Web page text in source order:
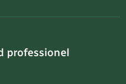
professionel